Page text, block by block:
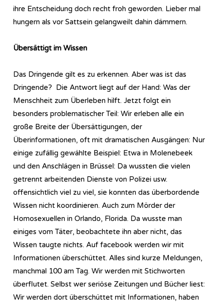
ihre Entscheidung doch recht froh geworden. Lieber mal
hungern als vor Sattsein gelangweilt dahin dämmern.
Übersättigt im Wissen
Das Dringende gilt es zu erkennen. Aber was ist das
Dringende? Die Antwort liegt auf der Hand: Was der
Menschheit zum Überleben hilft. Jetzt folgt ein
besonders problematischer Teil: Wir erleben alle ein
große Breite der Übersättigungen, der
Überinformationen, oft mit dramatischen Ausgängen: Nur
einige zufällig gewählte Beispiel: Etwa in Molenebeek
und den Anschlägen in Brüssel: Da wussten die vielen
getrennt arbeitenden Dienste von Polizei usw.
offensichtlich viel zu viel, sie konnten das überbordende
Wissen nicht koordinieren. Auch zum Mörder der
Homosexuellen in Orlando, Florida. Da wusste man
einiges vom Täter, beobachtete ihn aber nicht, das
Wissen taugte nichts. Auf facebook werden wir mit
Informationen überschüttet. Alles sind kurze Meldungen,
manchmal 100 am Tag. Wir werden mit Stichworten
überflutet. Selbst wer seriöse Zeitungen und Bücher liest:
Wir werden dort überschüttet mit Informationen, haben